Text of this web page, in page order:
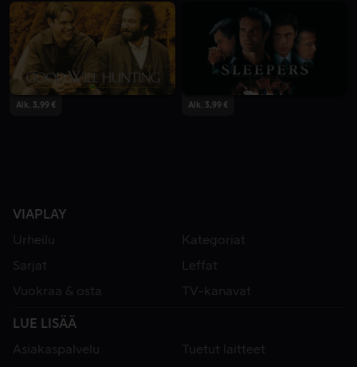
Alk. 3,99 € Alk. 3,99 €
VIAPLAY
Urheilu
Kategoriat
Sarjat
Leffat
Vuokraa & osta
TV-kanavat
LUE LISÄÄ
Asiakaspalvelu
Tuetut laitteet